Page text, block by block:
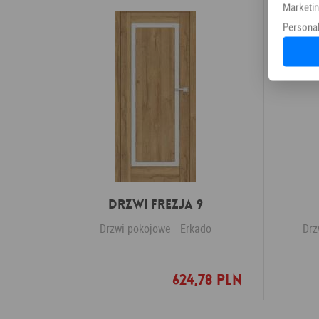
DRZWI FREZJA 9
Drzwi pokojowe Erkado
624,78 PLN
Dodaj do ulubionych